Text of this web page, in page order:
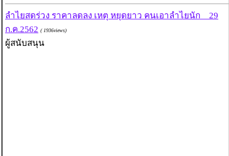
ลำไยสดร่วง ราคาลดลง เหตุ หยุดยาว คนเอาลำไยนัก _ 29
ก.ค.2562 ( 1936views)
ผู้สนับสนุน